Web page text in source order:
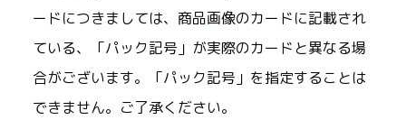
ードにつきましては、商品画像のカードに記載され
ている、「パック記号」が実際のカードと異なる場
合がございます。「パック記号」を指定することは
できません。ご了承ください。